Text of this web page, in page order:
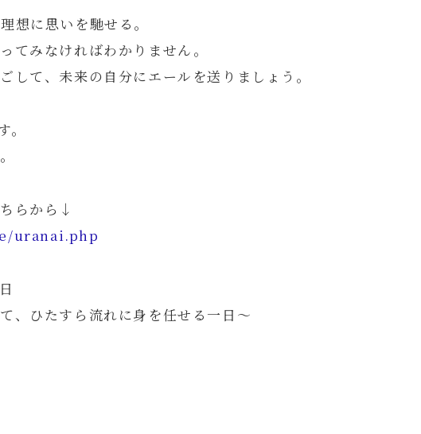
想に思いを馳せる。
てみなければわかりません。
して、未来の自分にエールを送りましょう。
らから↓
uranai.php
ひたすら流れに身を任せる一日～